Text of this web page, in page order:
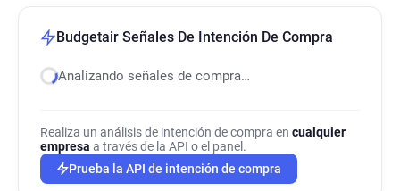
Budgetair Señales De Intención De Compra
Analizando señales de compra…
Realiza un análisis de intención de compra en cualquier
empresa a través de la API o el panel.
Prueba la API de intención de compra